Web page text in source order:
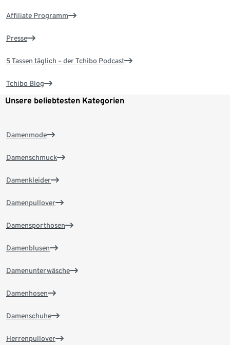
Affiliate Programm
Presse
5 Tassen täglich – der Tchibo Podcast
Tchibo Blog
Unsere beliebtesten Kategorien
Damenmode
Damenschmuck
Damenkleider
Damenpullover
Damensporthosen
Damenblusen
Damenunterwäsche
Damenhosen
Damenschuhe
Herrenpullover